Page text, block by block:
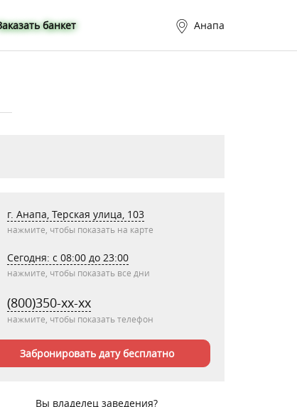
банкет Анапа
г. Анапа, Терская улица, 103
нажмите, чтобы показать на карте
Сегодня: c 08:00 до 23:00
нажмите, чтобы показать все дни
(800)350-xx-xx
нажмите, чтобы показать телефон
Забронировать дату бесплатно
Вы владелец заведения?